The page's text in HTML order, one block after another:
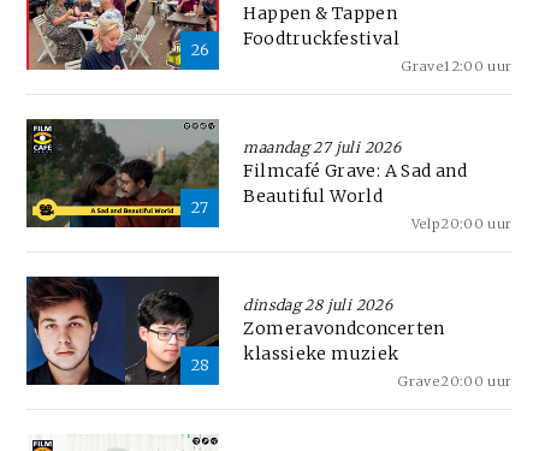
26
Happen & Tappen
Foodtruckfestival
12:00 uur
Grave
27
maandag 27 juli 2026
Filmcafé Grave: A Sad and
Beautiful World
20:00 uur
Velp
28
dinsdag 28 juli 2026
Zomeravondconcerten
klassieke muziek
20:00 uur
Grave